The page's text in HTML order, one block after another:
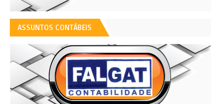
ASSUNTOS CONTÁBEIS